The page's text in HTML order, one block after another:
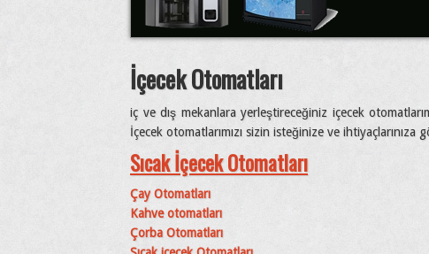
İçecek Otomatları
iç ve dış mekanlara yerleştireceğiniz içecek
İçecek otomatlarımızı sizin isteğinize ve ihtiyaçlarınıza
Sıcak İçecek Otomatları
Çay Otomatları
Kahve otomatları
Çorba Otomatları